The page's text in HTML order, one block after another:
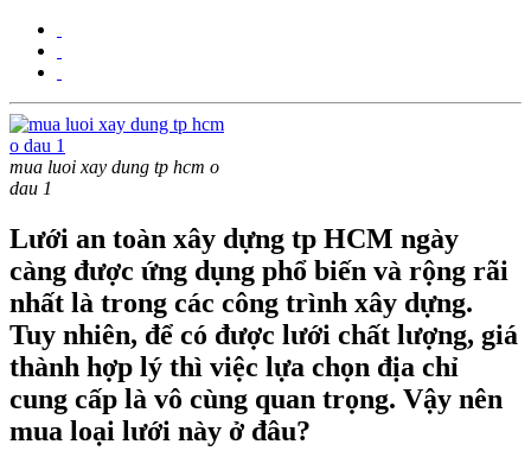
mua luoi xay dung tp hcm o
dau 1
Lưới an toàn xây dựng tp HCM ngày
càng được ứng dụng phổ biến và rộng rãi
nhất là trong các công trình xây dựng.
Tuy nhiên, để có được lưới chất lượng, giá
thành hợp lý thì việc lựa chọn địa chỉ
cung cấp là vô cùng quan trọng. Vậy nên
mua loại lưới này ở đâu?